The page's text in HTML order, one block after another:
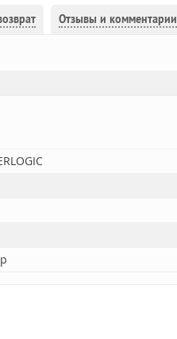
Отзывы и комментарии